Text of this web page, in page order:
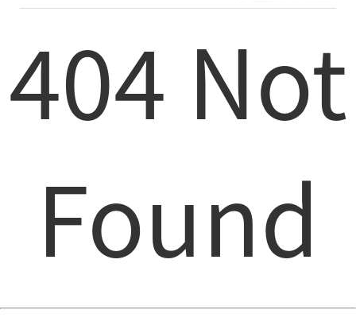
404 Not
Found